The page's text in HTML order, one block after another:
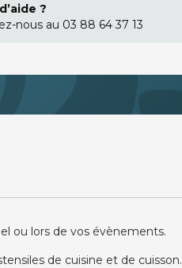
?
nous au 03 88 64 37 13
ou lors de vos évènements.
de cuisine et de cuisson.